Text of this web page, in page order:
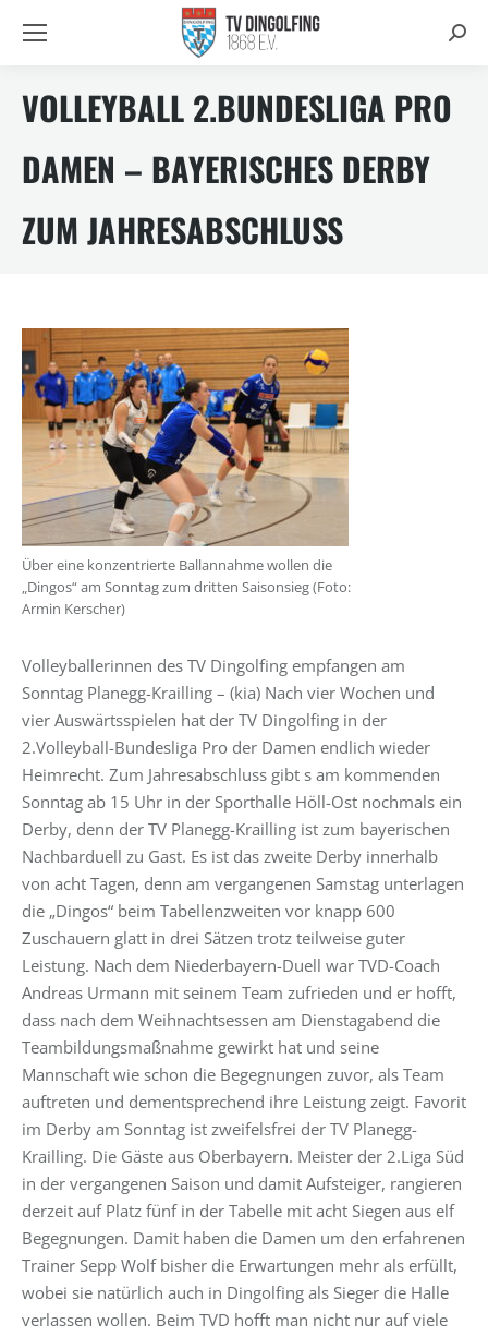
VOLLEYBALL 2.BUNDESLIGA PRO
DAMEN – BAYERISCHES DERBY
ZUM JAHRESABSCHLUSS
Über eine konzentrierte Ballannahme wollen die
„Dingos“ am Sonntag zum dritten Saisonsieg (Foto:
Armin Kerscher)
Volleyballerinnen des TV Dingolfing empfangen am
Sonntag Planegg-Krailling – (kia) Nach vier Wochen und
vier Auswärtsspielen hat der TV Dingolfing in der
2.Volleyball-Bundesliga Pro der Damen endlich wieder
Heimrecht. Zum Jahresabschluss gibt s am kommenden
Sonntag ab 15 Uhr in der Sporthalle Höll-Ost nochmals ein
Derby, denn der TV Planegg-Krailling ist zum bayerischen
Nachbarduell zu Gast. Es ist das zweite Derby innerhalb
von acht Tagen, denn am vergangenen Samstag unterlagen
die „Dingos“ beim Tabellenzweiten vor knapp 600
Zuschauern glatt in drei Sätzen trotz teilweise guter
Leistung. Nach dem Niederbayern-Duell war TVD-Coach
Andreas Urmann mit seinem Team zufrieden und er hofft,
dass nach dem Weihnachtsessen am Dienstagabend die
Teambildungsmaßnahme gewirkt hat und seine
Mannschaft wie schon die Begegnungen zuvor, als Team
auftreten und dementsprechend ihre Leistung zeigt. Favorit
im Derby am Sonntag ist zweifelsfrei der TV Planegg-
Krailling. Die Gäste aus Oberbayern. Meister der 2.Liga Süd
in der vergangenen Saison und damit Aufsteiger, rangieren
derzeit auf Platz fünf in der Tabelle mit acht Siegen aus elf
Begegnungen. Damit haben die Damen um den erfahrenen
Trainer Sepp Wolf bisher die Erwartungen mehr als erfüllt,
wobei sie natürlich auch in Dingolfing als Sieger die Halle
verlassen wollen. Beim TVD hofft man nicht nur auf viele